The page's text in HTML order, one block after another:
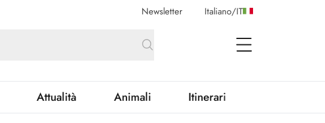
Newsletter Italiano/IT
open Menu
Attualità Animali Itinerari